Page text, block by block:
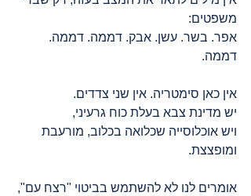
משפטים:
אפר. בשר. עשן. אבק. דממה. דממה.
דממה.
אין כאן סימטריה. אין שני צדדים.
יש מדינת צבא בעלת כוח גרעיני,
ויש אוכלוסייה שכלואה בכלוב, מורעבת
ומופצצת.
אומרים לנו לא להשתמש בביטוי "רצח עם",